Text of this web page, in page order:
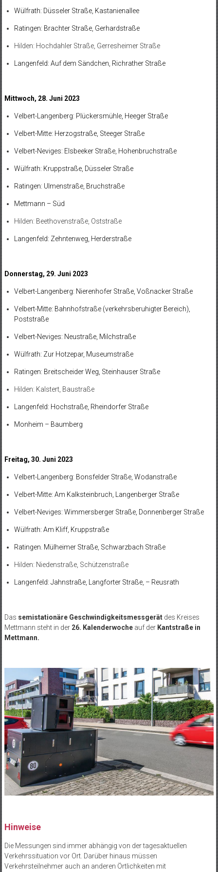
Wülfrath: Düsseler Straße, Kastanienallee
Ratingen: Brachter Straße, Gerhardstraße
Hilden: Hochdahler Straße, Gerresheimer Straße
Langenfeld: Auf dem Sändchen, Richrather Straße
Mittwoch, 28. Juni 2023
Velbert-Langenberg: Plückersmühle, Heeger Straße
Velbert-Mitte: Herzogstraße, Steeger Straße
Velbert-Neviges: Elsbeeker Straße, Hohenbruchstraße
Wülfrath: Kruppstraße, Düsseler Straße
Ratingen: Ulmenstraße, Bruchstraße
Mettmann – Süd
Hilden: Beethovenstraße, Oststraße
Langenfeld: Zehntenweg, Herderstraße
Donnerstag, 29. Juni 2023
Velbert-Langenberg: Nierenhofer Straße, Voßnacker Straße
Velbert-Mitte: Bahnhofstraße (verkehrsberuhigter Bereich),
Poststraße
Velbert-Neviges: Neustraße, Milchstraße
Wülfrath: Zur Hotzepar, Museumstraße
Ratingen: Breitscheider Weg, Steinhauser Straße
Hilden: Kalstert, Baustraße
Langenfeld: Hochstraße, Rheindorfer Straße
Monheim – Baumberg
Freitag, 30. Juni 2023
Velbert-Langenberg: Bonsfelder Straße, Wodanstraße
Velbert-Mitte: Am Kalksteinbruch, Langenberger Straße
Velbert-Neviges: Wimmersberger Straße, Donnenberger Straße
Wülfrath: Am Kliff, Kruppstraße
Ratingen. Mülheimer Straße, Schwarzbach Straße
Hilden: Niedenstraße, Schützenstraße
Langenfeld: Jahnstraße, Langforter Straße, – Reusrath
Das semistationäre Geschwindigkeitsmessgerätdes Kreises
Mettmann steht in der 26. Kalenderwocheauf der Kantstraße in
Mettmann.
Hinweise
Die Messungen sind immer abhängig von der tagesaktuellen
Verkehrssituation vor Ort. Darüber hinaus müssen
Verkehrsteilnehmer auch an anderen Örtlichkeiten mit